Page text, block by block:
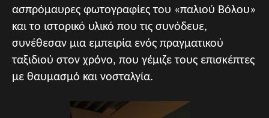
ασπρόμαυρες φωτογραφίες του «παλιού Βόλου»
και το ιστορικό υλικό που τις συνόδευε,
συνέθεσαν μια εμπειρία ενός πραγματικού
ταξιδιού στον χρόνο, που γέμιζε τους επισκέπτες
με θαυμασμό και νοσταλγία.